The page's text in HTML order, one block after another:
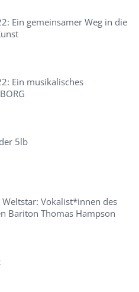
Ein gemeinsamer Weg in die
Ein musikalisches
5lb
Vokalist*innen des
Bariton Thomas Hampson